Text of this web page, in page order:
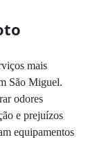
mais
São Miguel.
odores
e prejuízos
equipamentos